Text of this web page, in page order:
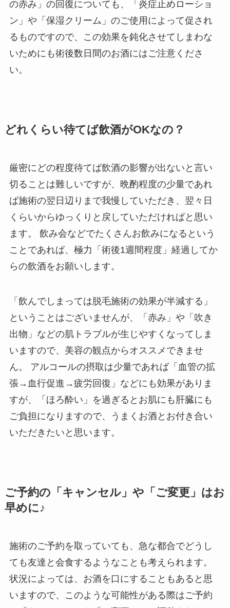
の赤み」の回復についても、「炎症止めローショ
ン」や「保湿クリーム」のご使用によって促され
るものですので、この効果を鈍化させてしまわな
いためにも術後数日間のお酒にはご注意くださ
い。
どれくらい待てば飲酒がOKなの？
厳密にどの程度待てば飲酒の影響が出ないと言い
切ることは難しいですが、晩酌程度の少量であれ
ば施術の翌日辺りまで我慢していただき、翌々日
くらいからゆっくりと戻していただければと思い
ます。 飲み会などでたくさんお飲みになるという
ことであれば、極力「術後1週間程度」経過してか
らの飲酒をお願いします。
「飲んでしまっては脱毛施術の効果が半減する」
ということはございませんが、「赤み」や「吹き
出物」などの肌トラブルが生じやすくなってしま
いますので、美容の観点からオススメできませ
ん。 アルコールの摂取は少量であれば「血管の拡
張→血行促進→疲労回復」などにも効果がありま
すが、「ほろ酔い」を過ぎるとお肌にも肝臓にも
ご負担になりますので、うまくお酒とお付き合い
いただきたいと思います。
ご予約の「キャンセル」や「ご変更」はお
早めに♪
施術のご予約を取っていても、急な都合でどうし
ても友達と会食するようなことも考えられます。
状況によっては、お酒を口にすることもあると思
いますので、このような可能性がある際はご予約